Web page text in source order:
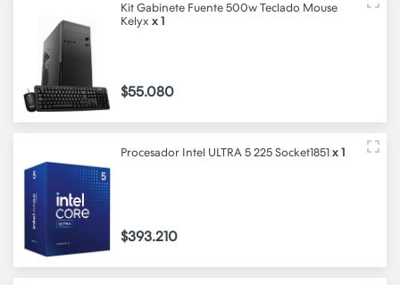
Kit Gabinete Fuente 500w Teclado Mouse
Kelyx x 1
$55.080
Procesador Intel ULTRA 5 225 Socket1851 x 1
$393.210